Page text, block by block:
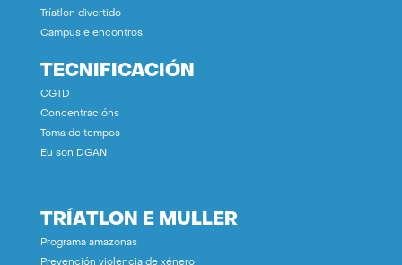
Tríatlon divertido
Campus e encontros
TECNIFICACIÓN
CGTD
Concentracións
Toma de tempos
Eu son DGAN
TRÍATLON E MULLER
Programa amazonas
Prevención violencia de xénero